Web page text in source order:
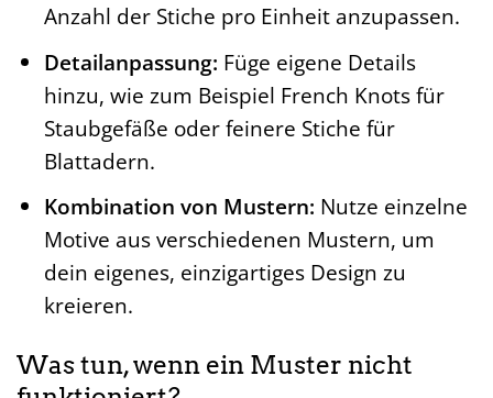
Anzahl der Stiche pro Einheit anzupassen.
Detailanpassung: Füge eigene Details
hinzu, wie zum Beispiel French Knots für
Staubgefäße oder feinere Stiche für
Blattadern.
Kombination von Mustern: Nutze einzelne
Motive aus verschiedenen Mustern, um
dein eigenes, einzigartiges Design zu
kreieren.
Was tun, wenn ein Muster nicht